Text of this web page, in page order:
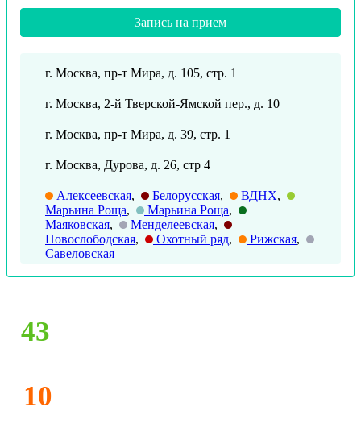
Запись на прием
г. Москва, пр-т Мира, д. 105, стр. 1
г. Москва, 2-й Тверской-Ямской пер., д. 10
г. Москва, пр-т Мира, д. 39, стр. 1
г. Москва, Дурова, д. 26, стр 4
Алексеевская, Белорусская, ВДНХ,
Марьина Роща, Марьина Роща,
Маяковская, Менделеевская,
Новослободская, Охотный ряд, Рижская,
Савеловская
43
10